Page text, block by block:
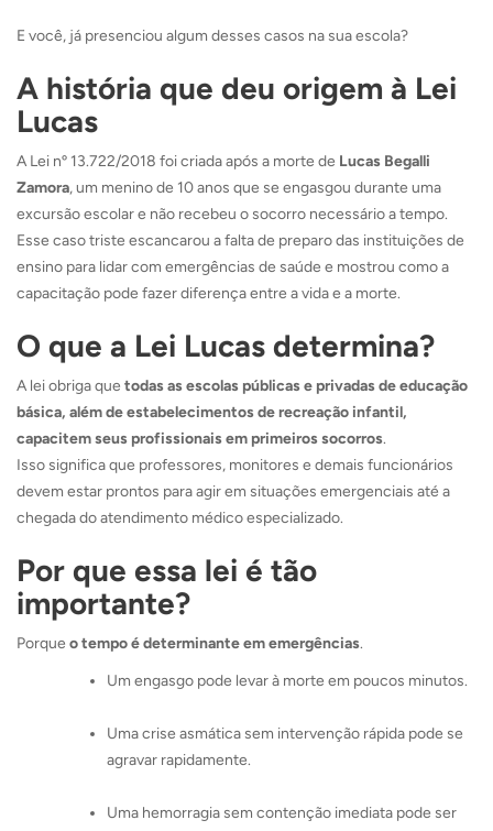
E você, já presenciou algum desses casos na sua escola?
A história que deu origem à Lei
Lucas
A Lei nº 13.722/2018 foi criada após a morte de Lucas Begalli
Zamora, um menino de 10 anos que se engasgou durante uma
excursão escolar e não recebeu o socorro necessário a tempo.
Esse caso triste escancarou a falta de preparo das instituições de
ensino para lidar com emergências de saúde e mostrou como a
capacitação pode fazer diferença entre a vida e a morte.
O que a Lei Lucas determina?
A lei obriga que todas as escolas públicas e privadas de educação
básica, além de estabelecimentos de recreação infantil,
capacitem seus profissionais em primeiros socorros.
Isso significa que professores, monitores e demais funcionários
devem estar prontos para agir em situações emergenciais até a
chegada do atendimento médico especializado.
Por que essa lei é tão
importante?
Porque o tempo é determinante em emergências.
Um engasgo pode levar à morte em poucos minutos.
Uma crise asmática sem intervenção rápida pode se
agravar rapidamente.
Uma hemorragia sem contenção imediata pode ser